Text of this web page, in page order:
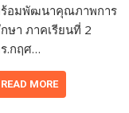
อมพัฒนาคุณภาพการ
ษา ภาคเรียนที่ 2
.กฤศ…
READ MORE